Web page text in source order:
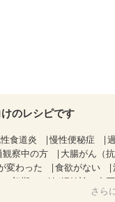
のレシピです
食道炎 慢性便秘症
観察中の方
大腸がん（
変わった 食欲がない
初期）
妊婦健診・血
妊娠高血圧(中期)
さら